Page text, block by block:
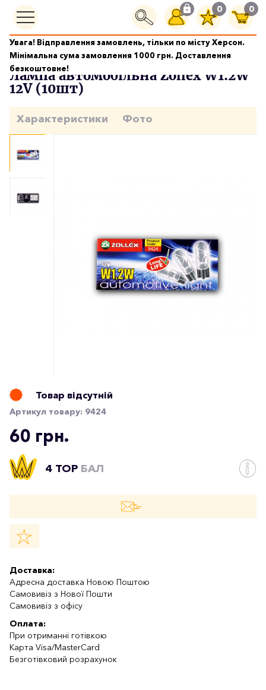
0 0
Увага! Відправлення замовлень, тільки по місту Херсон.
Мінімальна сума замовлення 1000 грн. Доставлення
безкоштовне!
Автолампи Лампа автомобільна Zollex W1.2W 12V (10шт)
Лампа автомобільна Zollex W1.2W
12V (10шт)
Характеристики Фото
Товар відсутній
Артикул товару: 9424
60 грн.
4 TOP БАЛ
Доставка:
Адресна доставка Новою Поштою
Самовивіз з Нової Пошти
Самовивіз з офісу
Оплата:
При отриманні готівкою
Карта Visa/MasterCard
Безготівковий розрахунок